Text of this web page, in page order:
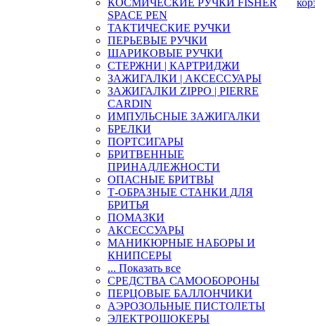
КОСМИЧЕСКИЕ РУЧКИ FISHER
SPACE PEN
ТАКТИЧЕСКИЕ РУЧКИ
ПЕРЬЕВЫЕ РУЧКИ
ШАРИКОВЫЕ РУЧКИ
СТЕРЖНИ | КАРТРИДЖИ
ЗАЖИГАЛКИ | АКСЕССУАРЫ
ЗАЖИГАЛКИ ZIPPO | PIERRE
CARDIN
ИМПУЛЬСНЫЕ ЗАЖИГАЛКИ
БРЕЛКИ
ПОРТСИГАРЫ
БРИТВЕННЫЕ
ПРИНАДЛЕЖНОСТИ
ОПАСНЫЕ БРИТВЫ
Т-ОБРАЗНЫЕ СТАНКИ ДЛЯ
БРИТЬЯ
ПОМАЗКИ
АКСЕССУАРЫ
МАНИКЮРНЫЕ НАБОРЫ И
КНИПСЕРЫ
... Показать все
СРЕДСТВА САМООБОРОНЫ
ПЕРЦОВЫЕ БАЛЛОНЧИКИ
АЭРОЗОЛЬНЫЕ ПИСТОЛЕТЫ
ЭЛЕКТРОШОКЕРЫ